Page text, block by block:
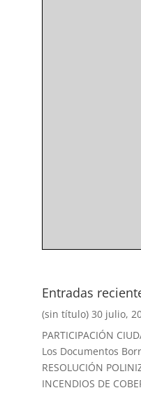
Entradas
(sin título) 30 julio,
PARTICIPACIÓN
Los Documentos
RESOLUCIÓN
INCENDIOS DE